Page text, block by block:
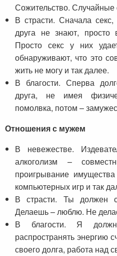
Сожительство. Случайные
В страсти. Сначала
друга не знают,
Просто секс у них
обнаруживают, что это
жить не могу и так далее.
В благости. Сперва
друга, не имея
помолвка, потом –
Отношения с мужем
В невежестве.
алкоголизм –
проигрывание
компьютерных игр и так
В страсти. Ты должен
Делаешь – люблю. Не
В благости. Я
распространять энергию
своего долга, работа над